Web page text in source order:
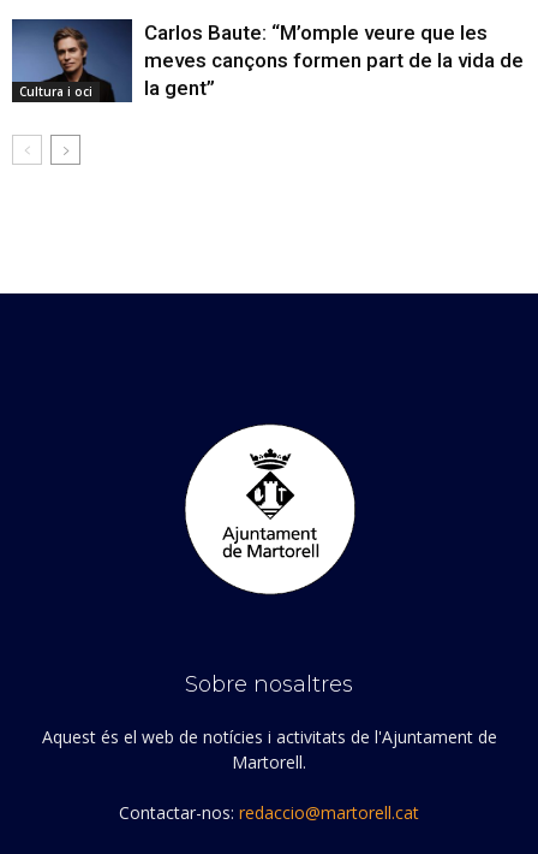
Cultura i oci
Carlos Baute: “M’omple veure que les
meves cançons formen part de la vida de
la gent”
Sobre nosaltres
Aquest és el web de notícies i activitats de l'Ajuntament de
Martorell.
Contactar-nos: redaccio@martorell.cat